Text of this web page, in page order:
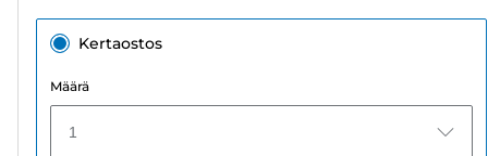
Kertaostos
Määrä
1